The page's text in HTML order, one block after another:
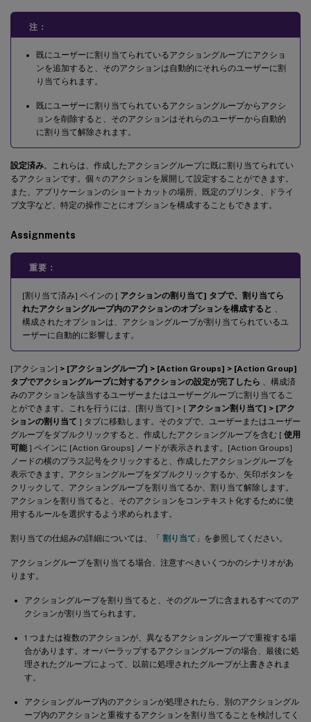
注：
既にユーザーに割り当てられているアクショングループにアクショ
ンを追加すると、そのアクションは自動的にそれらのユーザーに割
り当てられます。
既にユーザーに割り当てられているアクショングループからアクシ
ョンを削除すると、そのアクションはそれらのユーザーから自動的
に割り当て解除されます。
設定済み。これらは、作成したアクショングループに既に割り当てられてい
るアクションです。個々のアクションを展開して設定することができます。
また、アプリケーションのショートカットの場所、既定のプリンタ、ドライ
ブ文字など、特定の操作ごとにオプションを構成することもできます。
Assignments
重要：
[割り当て済み] ペインの [ アクションの割り当て] タブで、割り当てら
れたアクショングループ内のアクションのオプションを構成すると
構成されたオプションは、アクショングループが割り当てられているユ
ーザーに自動的に影響します。
[アクション] > [アクショングループ] > [Action Groups] > [Action Group]
タブでアクショングループに対するアクションの設定が完了したら 、構成済
みのアクションを該当するユーザーまたはユーザーグループに割り当てるこ
とができます。これを行うには、[割り当て] > [ アクション割り当て] > [アク
ションの割り当て ] タブに移動します。そのタブで、ユーザーまたはユーザー
グループをダブルクリックすると、作成したアクショングループを含む [ 使用
可能 ] ペインに [Action Groups] ノードが表示されます。[Action Groups]
ノードの横のプラス記号をクリックすると、作成したアクショングループを
表示できます。アクショングループをダブルクリックするか、矢印ボタンを
クリックして、アクショングループを割り当てるか、割り当て解除します。
アクションを割り当てると、そのアクションをコンテキスト化するために使
用するルールを選択するよう求められます。
割り当ての仕組みの詳細については、「 割り当て 」を参照してください。
アクショングループを割り当てる場合、注意すべきいくつかのシナリオがあ
ります。
アクショングループを割り当てると、そのグループに含まれるすべてのア
クションが割り当てられます。
1 つまたは複数のアクションが、異なるアクショングループで重複する場
合があります。オーバーラップするアクショングループの場合、最後に処
理されたグループによって、以前に処理されたグループが上書きされま
す。
アクショングループ内のアクションが処理されたら、別のアクショングル
ープ内のアクションと重複するアクションを割り当てることを検討してく